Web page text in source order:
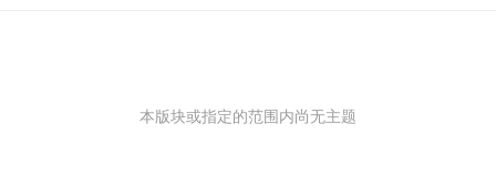
本版块或指定的范围内尚无主题